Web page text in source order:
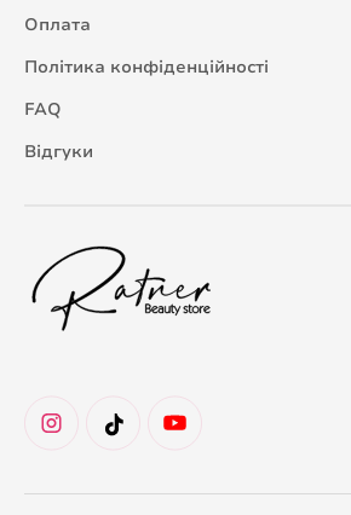
Оплата
Політика конфіденційності
FAQ
Відгуки